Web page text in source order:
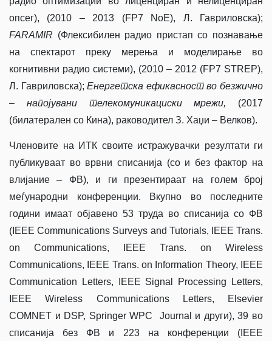
опсег), (2010 – 2013 (FP7 NoE), Л. Гавриловска);
FARAMIR (Флексибилен радио пристап со познавање
на спектарот преку мерења и моделирање во
когнитивни радио системи), (2010 – 2012 (FP7 STREP),
Л. Гавриловска);Енергетска ефикасност во безжично
– напојувани телекомуникациски мрежи, (2017
(билатерален со Кина), раководител З. Хаџи – Велков).
Членовите на ИТК своите истражувачки резултати ги
публикуваат во врвни списанија (со и без фактор на
влијание – ФВ), и ги презентираат на голем број
меѓународни конференции. Вкупно во последните
години имаат објавено 53 труда во списанија со ФВ
(IEEE Communications Surveys and Tutorials, IEEE Trans.
on Communications, IEEE Trans. on Wireless
Communications, IEEE Trans. on Information Theory, IEEE
Communication Letters, IEEE Signal Processing Letters,
IEEE Wireless Communications Letters, Elsevier
COMNET и DSP, Springer WPC Journal и други), 39 во
списанија без ФВ и 223 на конференции (IEEE